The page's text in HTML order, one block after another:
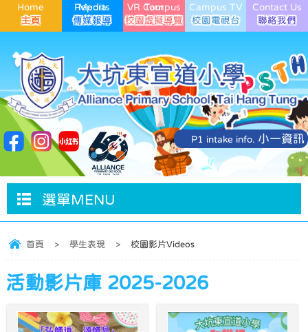
Home Media Reports VR Campus Tour Campus TV Contact Us
P1 intake info. 小一資訊
選單MENU
首頁 > 學生表現 > 校園影片Videos
活動影片庫 2025-2026